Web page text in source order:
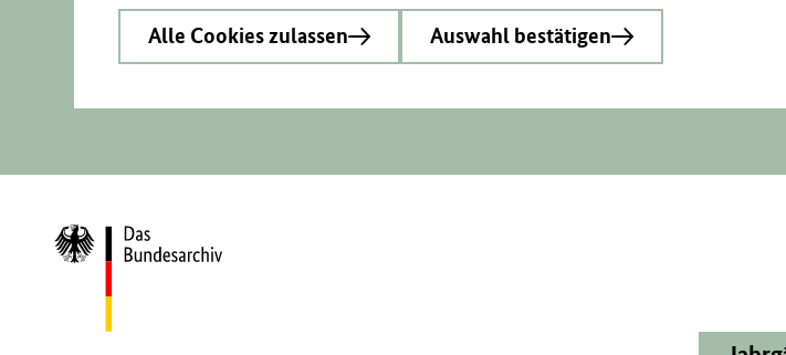
Alle Cookies zulassen Auswahl bestätigen
Zur
Startseite